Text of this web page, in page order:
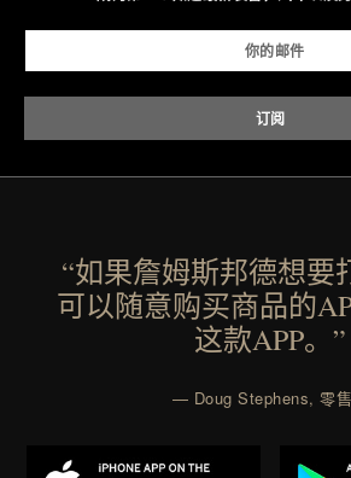
“如果詹姆斯邦德想要
可以随意购买商品的
这款APP。”
— Doug Stephens, 零